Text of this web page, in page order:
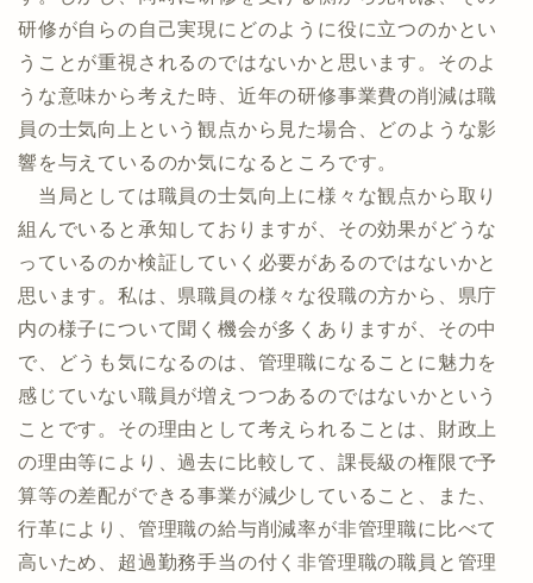
研修が自らの自己実現にどのように役に立つのかとい
うことが重視されるのではないかと思います。そのよ
うな意味から考えた時、近年の研修事業費の削減は職
員の士気向上という観点から見た場合、どのような影
響を与えているのか気になるところです。
当局としては職員の士気向上に様々な観点から取り
組んでいると承知しておりますが、その効果がどうな
っているのか検証していく必要があるのではないかと
思います。私は、県職員の様々な役職の方から、県庁
内の様子について聞く機会が多くありますが、その中
で、どうも気になるのは、管理職になることに魅力を
感じていない職員が増えつつあるのではないかという
ことです。その理由として考えられることは、財政上
の理由等により、過去に比較して、課長級の権限で予
算等の差配ができる事業が減少していること、また、
行革により、管理職の給与削減率が非管理職に比べて
高いため、超過勤務手当の付く非管理職の職員と管理